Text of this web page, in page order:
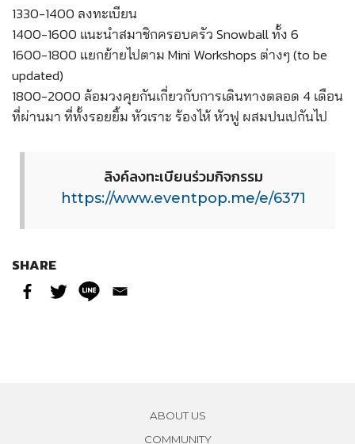
1330-1400 ลงทะเบียน
1400-1600 แนะนำสมาชิกครอบครัว Snowball ทั้ง 6
1600-1800 แยกย้ายไปตาม Mini Workshops ต่างๆ (to be
updated)
1800-2000 ล้อมวงคุยกันเกี่ยวกับการเดินทางตลอด 4 เดือน
ที่ผ่านมา ที่ทั้งรอยยิ้ม หัวเราะ ร้องไห้ หัวฟู ผสมปนเปกันไป
ลิงค์ลงทะเบียนร่วมกิจกรรม
https://www.eventpop.me/e/6371
SHARE
ABOUT US
COMMUNITY